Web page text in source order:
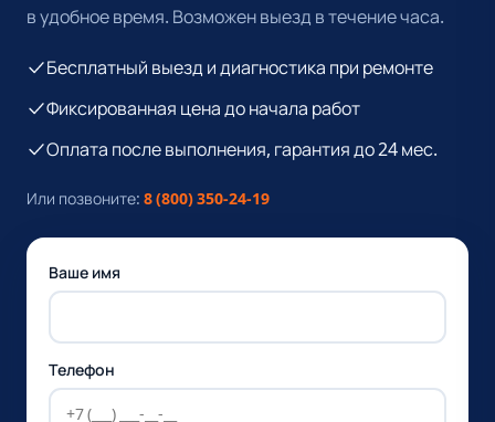
в удобное время. Возможен выезд в течение часа.
Бесплатный выезд и диагностика при ремонте
Фиксированная цена до начала работ
Оплата после выполнения, гарантия до 24 мес.
Или позвоните: 8 (800) 350-24-19
Ваше имя
Телефон